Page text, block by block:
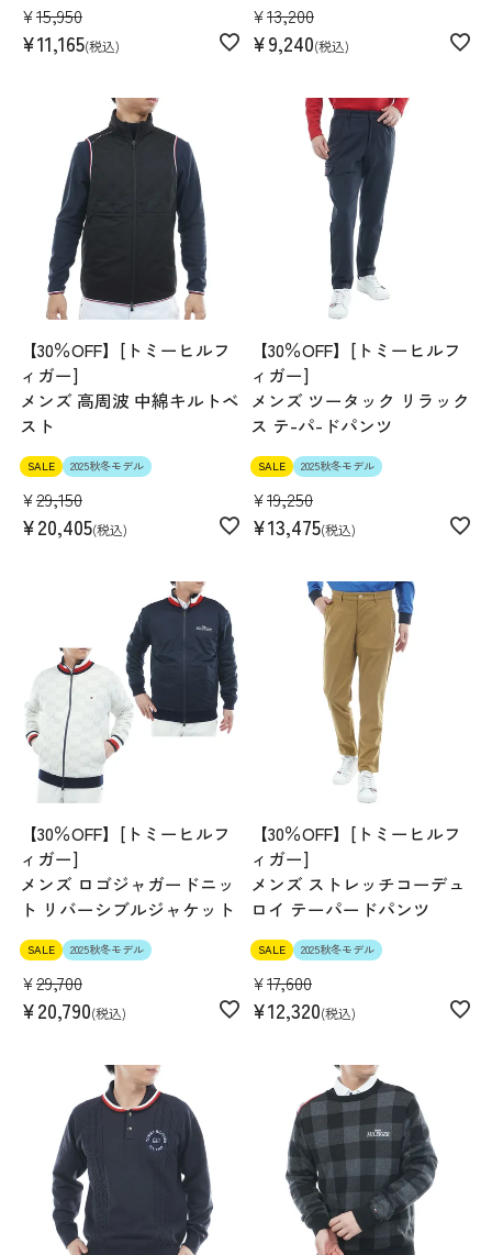
¥15,950
¥11,165 税込
¥13,200
¥9,240 税込
【30％OFF】[トミーヒルフ
ィガー]
メンズ 高周波 中綿キルトベ
スト
SALE 2025秋冬モデル
¥29,150
¥20,405 税込
【30％OFF】[トミーヒルフ
ィガー]
メンズ ツータック リラック
ス テ-パ-ドパンツ
SALE 2025秋冬モデル
¥19,250
¥13,475 税込
【30％OFF】[トミーヒルフ
ィガー]
メンズ ロゴジャガードニッ
ト リバーシブルジャケット
SALE 2025秋冬モデル
¥29,700
¥20,790 税込
【30％OFF】[トミーヒルフ
ィガー]
メンズ ストレッチコーデュ
ロイ テーパードパンツ
SALE 2025秋冬モデル
¥17,600
¥12,320 税込